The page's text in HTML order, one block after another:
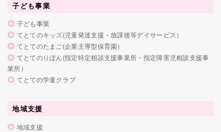
子ども事業
◎ 子ども事業
◎ てとてのキッズ(児童発達支援・放課後等デイサービス）
◎ てとてのたまご(企業主導型保育園）
◎ てとてのりぼん(指定特定相談支援事業所・指定障害児相談支援事
業所）
◎ てとての学童クラブ
地域支援
◎ 地域支援